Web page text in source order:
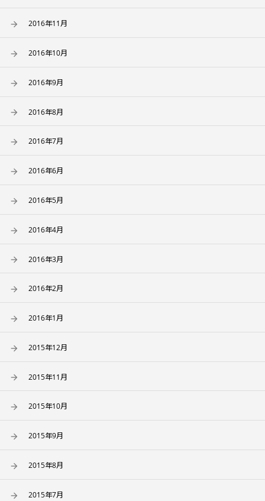
2016年11月
2016年10月
2016年9月
2016年8月
2016年7月
2016年6月
2016年5月
2016年4月
2016年3月
2016年2月
2016年1月
2015年12月
2015年11月
2015年10月
2015年9月
2015年8月
2015年7月